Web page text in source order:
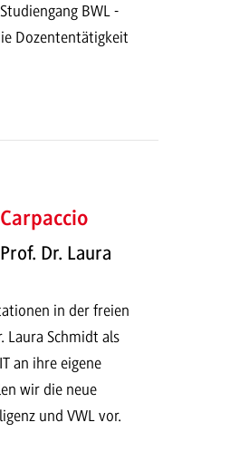
BWL -
Dozententätigkeit
Dr. Laura
in der freien
Laura Schmidt als
an ihre eigene
wir die neue
und VWL vor.